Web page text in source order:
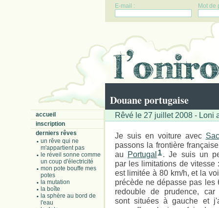
E-mail : Mot de
Douane portugaise
accueil
inscription
derniers rêves
un rêve qui ne
m'appartient pas
le réveil sonne comme
un coup d'électricité
mon pote bouffe mes
potes
la mutation
la boîte
la sphère au bord de
l'eau
Rêvé le 27 juillet 2008 - Loni
Je suis en voiture avec
passons la frontière
au Portugal 1 . Je suis un
par les limitations de vitesse
est limitée à 80 km/h, et la
précède ne dépasse pas les
redouble de prudence,
sont situées à gauche et